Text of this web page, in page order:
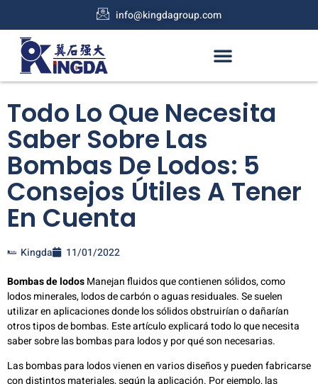
info@kingdagroup.com
Todo Lo Que Necesita
Saber Sobre Las
Bombas De Lodos: 5
Consejos Útiles A Tener
En Cuenta
Kingda
11/01/2022
Bombas de lodosManejan fluidos que contienen sólidos, como
lodos minerales, lodos de carbón o aguas residuales. Se suelen
utilizar en aplicaciones donde los sólidos obstruirían o dañarían
otros tipos de bombas. Este artículo explicará todo lo que necesita
saber sobre las bombas para lodos y por qué son necesarias.
Las bombas para lodos vienen en varios diseños y pueden fabricarse
con distintos materiales, según la aplicación. Por ejemplo, las